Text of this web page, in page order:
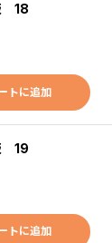
18
トに追加
19
トに追加